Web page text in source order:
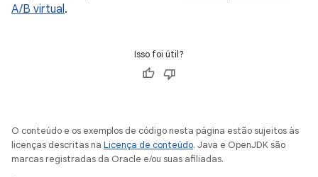
A/B virtual .
Isso foi útil?
O conteúdo e os exemplos de código nesta página estão sujeitos às
licenças descritas na Licença de conteúdo. Java e OpenJDK são
marcas registradas da Oracle e/ou suas afiliadas.